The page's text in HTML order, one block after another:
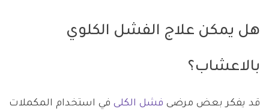
هل يمكن علاج الفشل الكلوي
بالاعشاب؟
قد يفكر بعض مرضى فشل الكلى في استخدام المكملات